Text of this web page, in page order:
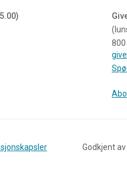
800
Godkjent av